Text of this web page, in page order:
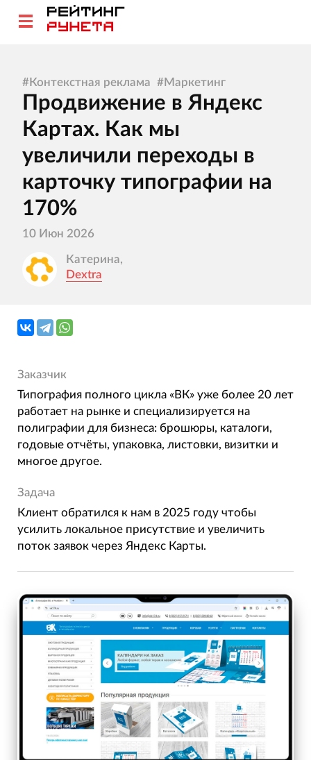
#Контекстная реклама #Маркетинг
Продвижение в Яндекс
Картах. Как мы
увеличили переходы в
карточку типографии на
170%
10 Июн 2026
Катерина,
Dextra
Заказчик
Типография полного цикла «ВК» уже более 20 лет
работает на рынке и специализируется на
полиграфии для бизнеса: брошюры, каталоги,
годовые отчёты, упаковка, листовки, визитки и
многое другое.
Задача
Клиент обратился к нам в 2025 году чтобы
усилить локальное присутствие и увеличить
поток заявок через Яндекс Карты.